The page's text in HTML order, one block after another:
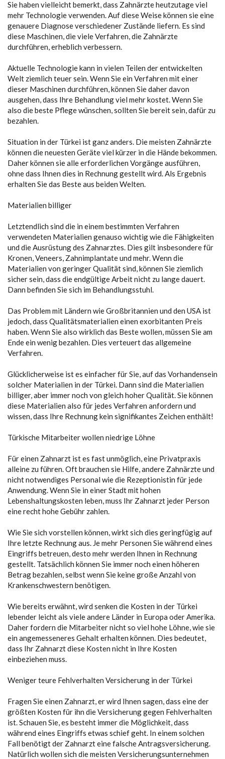
Sie haben vielleicht bemerkt, dass Zahnärzte heutzutage viel
mehr Technologie verwenden. Auf diese Weise können sie eine
genauere Diagnose verschiedener Zustände liefern. Es sind
diese Maschinen, die viele Verfahren, die Zahnärzte
durchführen, erheblich verbessern.
Aktuelle Technologie kann in vielen Teilen der entwickelten
Welt ziemlich teuer sein. Wenn Sie ein Verfahren mit einer
dieser Maschinen durchführen, können Sie daher davon
ausgehen, dass Ihre Behandlung viel mehr kostet. Wenn Sie
also die beste Pflege wünschen, sollten Sie bereit sein, dafür zu
bezahlen.
Situation in der Türkei ist ganz anders. Die meisten Zahnärzte
können die neuesten Geräte viel kürzer in die Hände bekommen.
Daher können sie alle erforderlichen Vorgänge ausführen,
ohne dass Ihnen dies in Rechnung gestellt wird. Als Ergebnis
erhalten Sie das Beste aus beiden Welten.
Materialien billiger
Letztendlich sind die in einem bestimmten Verfahren
verwendeten Materialien genauso wichtig wie die Fähigkeiten
und die Ausrüstung des Zahnarztes. Dies gilt insbesondere für
Kronen, Veneers, Zahnimplantate und mehr. Wenn die
Materialien von geringer Qualität sind, können Sie ziemlich
sicher sein, dass die endgültige Arbeit nicht zu lange dauert.
Dann befinden Sie sich im Behandlungsstuhl.
Das Problem mit Ländern wie Großbritannien und den USA ist
jedoch, dass Qualitätsmaterialien einen exorbitanten Preis
haben. Wenn Sie also wirklich das Beste wollen, müssen Sie am
Ende ein wenig bezahlen. Dies verteuert das allgemeine
Verfahren.
Glücklicherweise ist es einfacher für Sie, auf das Vorhandensein
solcher Materialien in der Türkei. Dann sind die Materialien
billiger, aber immer noch von gleich hoher Qualität. Sie können
diese Materialien also für jedes Verfahren anfordern und
wissen, dass Ihre Rechnung kein signifikantes Zeichen enthält!
Türkische Mitarbeiter wollen niedrige Löhne
Für einen Zahnarzt ist es fast unmöglich, eine Privatpraxis
alleine zu führen. Oft brauchen sie Hilfe, andere Zahnärzte und
nicht notwendiges Personal wie die Rezeptionistin für jede
Anwendung. Wenn Sie in einer Stadt mit hohen
Lebenshaltungskosten leben, muss Ihr Zahnarzt jeder Person
eine recht hohe Gebühr zahlen.
Wie Sie sich vorstellen können, wirkt sich dies geringfügig auf
Ihre letzte Rechnung aus. Je mehr Personen Sie während eines
Eingriffs betreuen, desto mehr werden Ihnen in Rechnung
gestellt. Tatsächlich können Sie immer noch einen höheren
Betrag bezahlen, selbst wenn Sie keine große Anzahl von
Krankenschwestern benötigen.
Wie bereits erwähnt, wird senken die Kosten in der Türkei
lebender leicht als viele andere Länder in Europa oder Amerika.
Daher fordern die Mitarbeiter nicht so viel hohe Löhne, wie sie
ein angemesseneres Gehalt erhalten können. Dies bedeutet,
dass Ihr Zahnarzt diese Kosten nicht in Ihre Kosten
einbeziehen muss.
Weniger teure Fehlverhalten Versicherung in der Türkei
Fragen Sie einen Zahnarzt, er wird Ihnen sagen, dass eine der
größten Kosten für ihn die Versicherung gegen Fehlverhalten
ist. Schauen Sie, es besteht immer die Möglichkeit, dass
während eines Eingriffs etwas schief geht. In einem solchen
Fall benötigt der Zahnarzt eine falsche Antragsversicherung.
Natürlich wollen sich die meisten Versicherungsunternehmen